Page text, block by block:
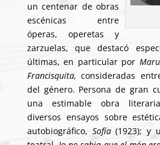
un centenar de obras
escénicas entre
óperas, operetas y
zarzuelas, que destacó
últimas, en particular por
Francisquita, consideradas
del género. Persona de gran
una estimable obra
diversos ensayos sobre
autobiográfico, Sofía(1923); y